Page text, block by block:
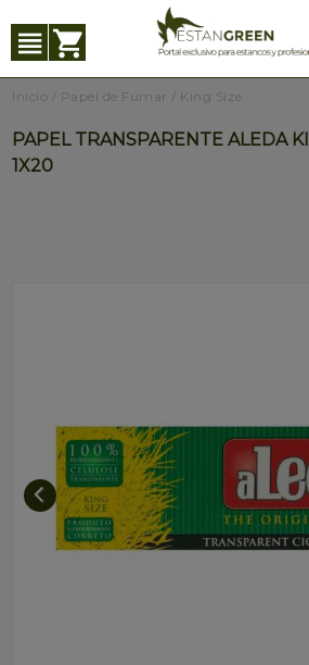
Inicio Papel de Fumar King Size
PAPEL TRANSPARENTE ALEDA
1X20